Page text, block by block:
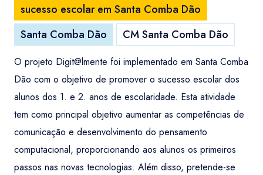
sucesso escolar em Santa Comba Dão
Santa Comba Dão
CM Santa Comba Dão
O projeto Digit@lmente foi implementado em Santa Comba
Dão com o objetivo de promover o sucesso escolar dos
alunos dos 1. e 2. anos de escolaridade. Esta atividade
tem como principal objetivo aumentar as competências de
comunicação e desenvolvimento do pensamento
computacional, proporcionando aos alunos os primeiros
passos nas novas tecnologias. Além disso, pretende-se